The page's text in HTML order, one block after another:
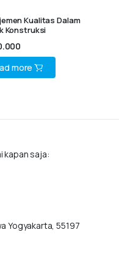
Kualitas Dalam
Konstruksi
more
kapan saja:
Yogyakarta, 55197